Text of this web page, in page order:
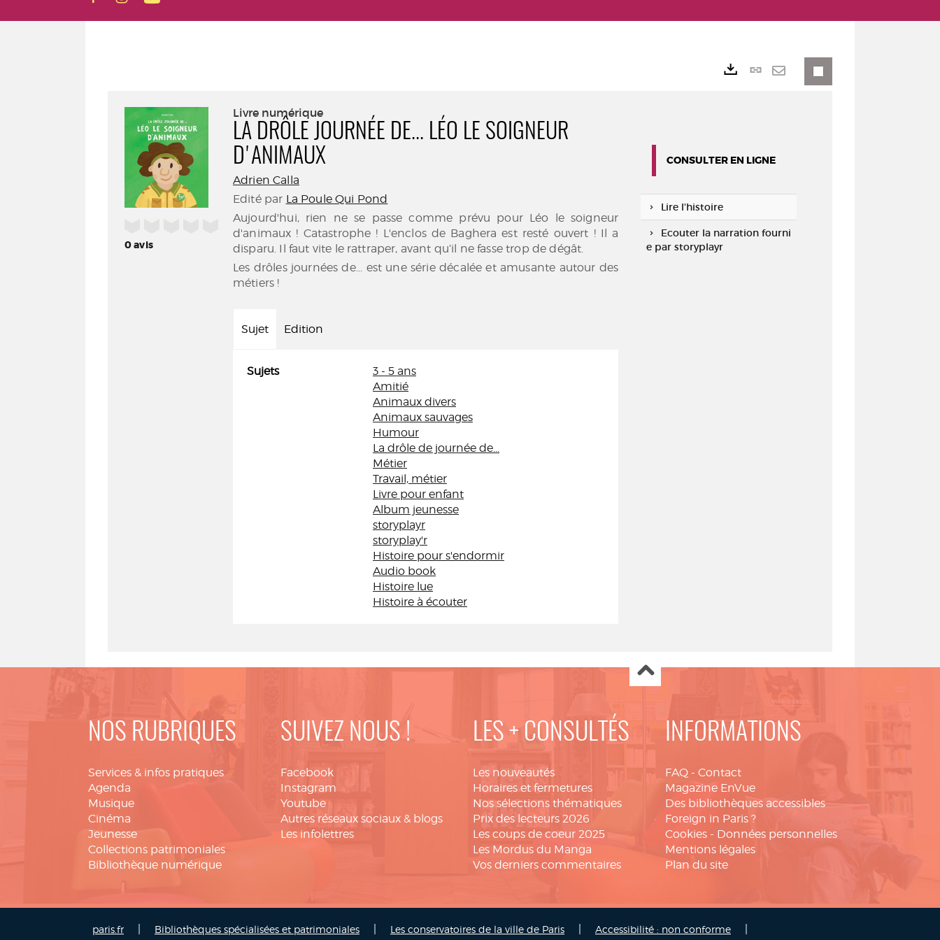
0avis
Livre numérique
LA DRÔLE JOURNÉE DE... LÉO LE SOIGNEUR
D'ANIMAUX
Adrien Calla
Edité par La Poule Qui Pond
Aujourd'hui, rien ne se passe comme prévu pour Léo le soigneur
d'animaux ! Catastrophe ! L'enclos de Baghera est resté ouvert ! Il a
disparu. Il faut vite le rattraper, avant qu’il ne fasse trop de dégât.
Les drôles journées de... est une série décalée et amusante autour des
métiers !
Sujet Edition
Sujets
3 - 5 ans
Amitié
Animaux divers
Animaux sauvages
Humour
La drôle de journée de...
Métier
Travail, métier
Livre pour enfant
Album jeunesse
storyplayr
storyplay'r
Histoire pour s'endormir
Audio book
Histoire lue
Histoire à écouter
Lien
CONSULTER EN LIGNE
Lire l'histoire
Ecouter la narration fourni
e par storyplayr
NOS RUBRIQUES
Services & infos pratiques
Agenda
Musique
Cinéma
Jeunesse
Collections patrimoniales
Bibliothèque numérique
SUIVEZ NOUS !
Facebook
Instagram
Youtube
Autres réseaux sociaux & blogs
Les infolettres
LES + CONSULTÉS
Les nouveautés
Horaires et fermetures
Nos sélections thématiques
Prix des lecteurs 2026
Les coups de coeur 2025
Les Mordus du Manga
Vos derniers commentaires
INFORMATIONS
FAQ - Contact
Magazine EnVue
Des bibliothèques accessibles
Foreign in Paris ?
Cookies - Données personnelles
Mentions légales
Plan du site
paris.fr Bibliothèques spécialisées et patrimoniales Les conservatoires de la ville de Paris Accessibilité : non conforme